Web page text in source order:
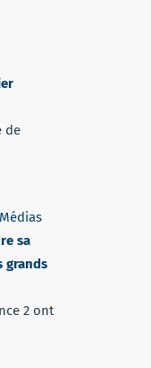
de
Médias
sa
grands
2 ont